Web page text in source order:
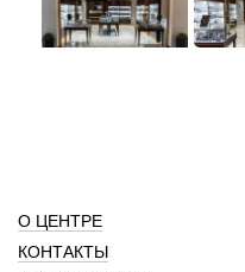
О ЦЕНТРЕ
КОНТАКТЫ